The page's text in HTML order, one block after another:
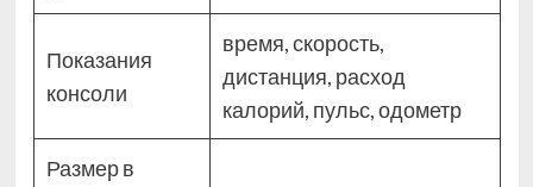
Показания
консоли
время, скорость,
дистанция, расход
калорий, пульс, одометр
Размер в